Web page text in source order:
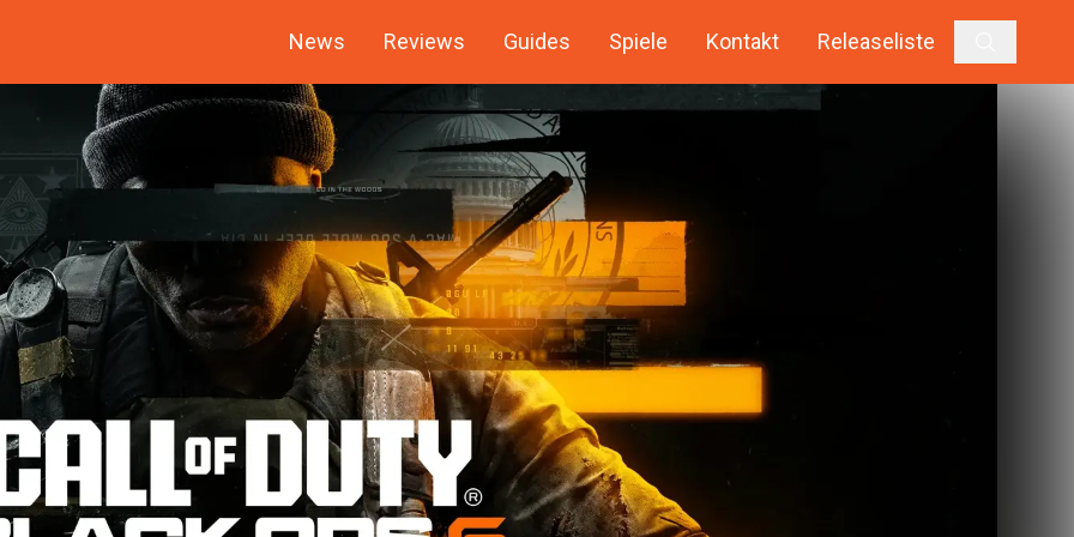
News Reviews Guides Spiele Kontakt Releaseliste